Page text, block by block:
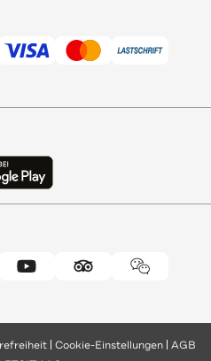
Cookie-Einstellungen AGB